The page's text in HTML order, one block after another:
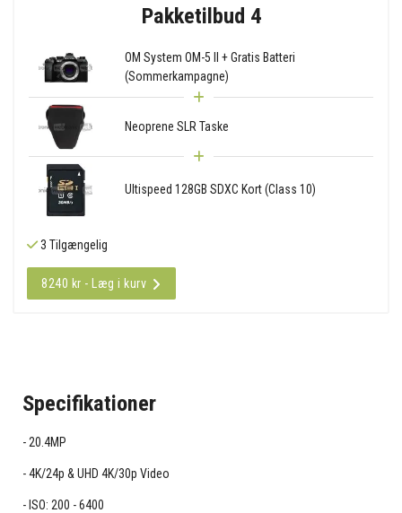
Pakketilbud 4
OM System OM-5 II + Gratis Batteri
(Sommerkampagne)
Neoprene SLR Taske
Ultispeed 128GB SDXC Kort (Class 10)
3 Tilgængelig
8240 kr - Læg i kurv
Specifikationer
20.4MP
4K/24p & UHD 4K/30p Video
ISO: 200 - 6400